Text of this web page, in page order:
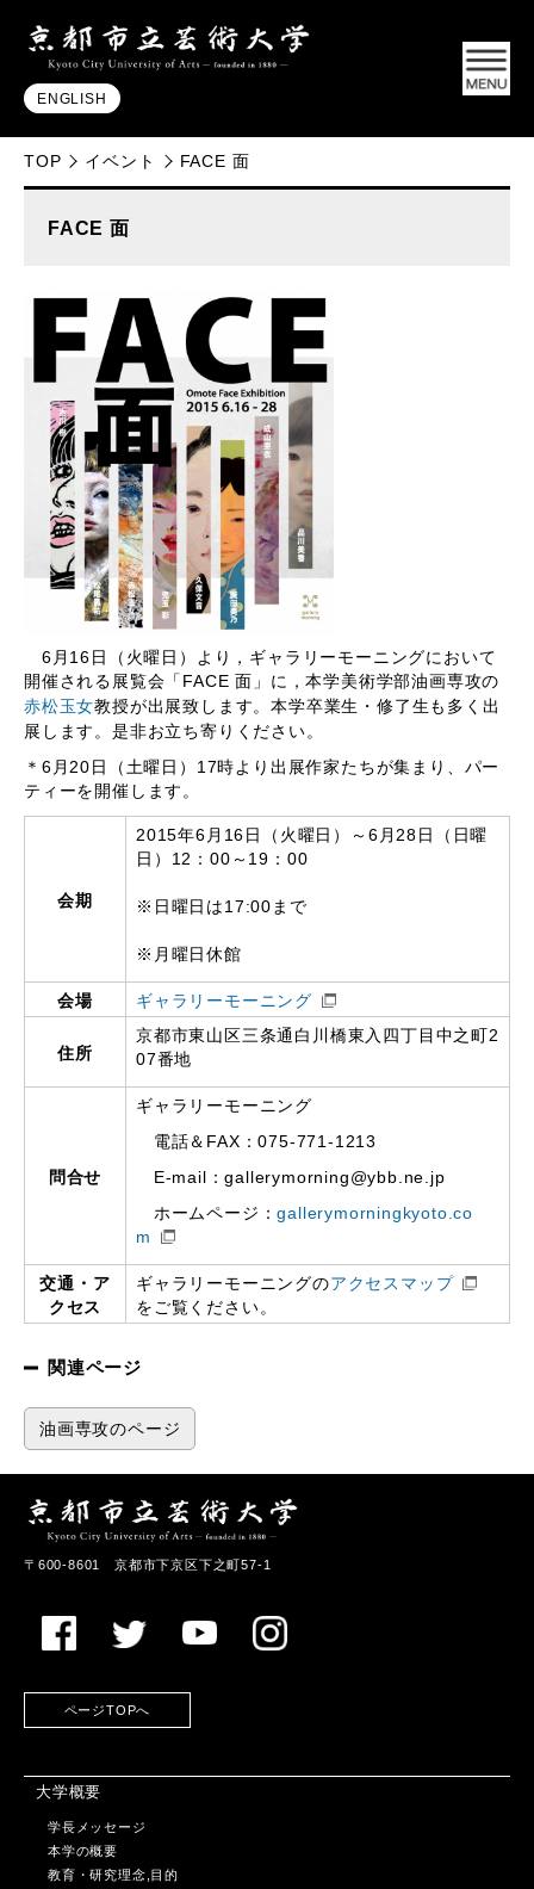
ENGLISH
TOP イベント FACE 面
FACE 面
6月16日（火曜日）より，ギャラリーモーニングにおいて
開催される展覧会「 FACE 面 」に，本学美術学部油画専攻の
赤松玉女教授が出展致します。本学卒業生・修了生も多く出
展します。是非お立ち寄りください。
＊6月20日（土曜日）17時より出展作家たちが集まり、パー
ティーを開催します。
会期
2015年6月16日（火曜日）～6月28日（日曜
日）12：00～19：00
※日曜日は17:00まで
※月曜日休館
会場 ギャラリーモーニング
住所
京都市東山区三条通白川橋東入四丁目中之町2
07番地
問合せ
ギャラリーモーニング
電話＆FAX：075-771-1213
E-mail：gallerymorning@ybb.ne.jp
ホームページ：gallerymorningkyoto.co
m
交通・ア
クセス
ギャラリーモーニングのアクセスマップ
をご覧ください。
関連ページ
油画専攻のページ
〒600-8601 京都市下京区下之町57-1
ページTOPへ
大学概要
学長メッセージ
本学の概要
教育・研究理念,目的